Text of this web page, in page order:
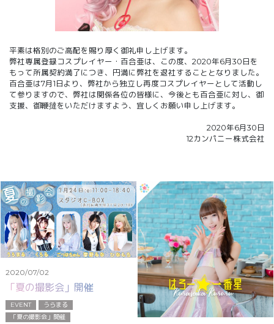
平素は格別のご高配を賜り厚く御礼申し上げます。
弊社専属登録コスプレイヤー・百合亜は、この度、2020年6月30日を
もって所属契約満了につき、円満に弊社を退社することとなりました。
百合亜は7月1日より、弊社から独立し再度コスプレイヤーとして活動し
て参りますので、弊社は関係各位の皆様に、今後とも百合亜に対し、御
支援、御鞭撻をいただけますよう、宜しくお願い申し上げます。
2020年6月30日
12カンパニー株式会社
2020/07/02
「夏の撮影会」開催
EVENT
うらまる
「夏の撮影会」開催